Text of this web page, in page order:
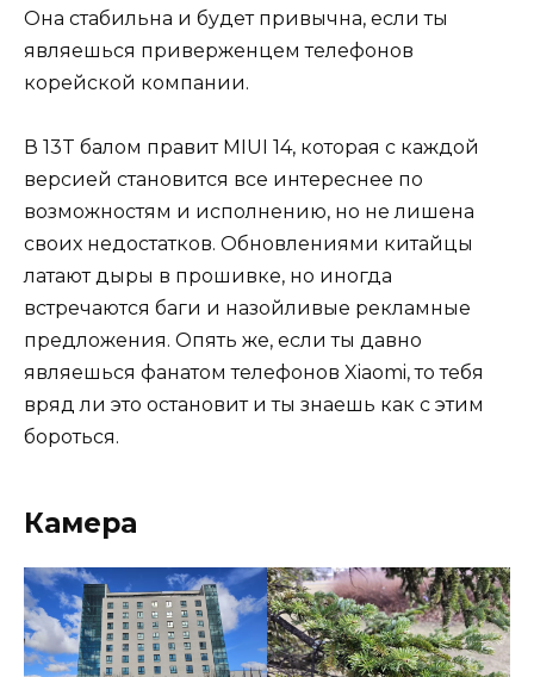
Она стабильна и будет привычна, если ты
являешься приверженцем телефонов
корейской компании.
В 13T балом правит MIUI 14, которая с каждой
версией становится все интереснее по
возможностям и исполнению, но не лишена
своих недостатков. Обновлениями китайцы
латают дыры в прошивке, но иногда
встречаются баги и назойливые рекламные
предложения. Опять же, если ты давно
являешься фанатом телефонов Xiaomi, то тебя
вряд ли это остановит и ты знаешь как с этим
бороться.
Камера